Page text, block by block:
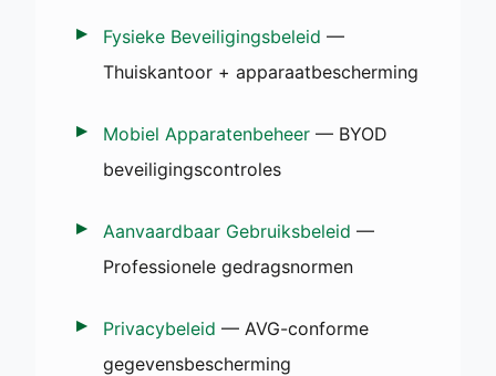
Fysieke Beveiligingsbeleid —
Thuiskantoor + apparaatbescherming
Mobiel Apparatenbeheer — BYOD
beveiligingscontroles
Aanvaardbaar Gebruiksbeleid —
Professionele gedragsnormen
Privacybeleid — AVG-conforme
gegevensbescherming